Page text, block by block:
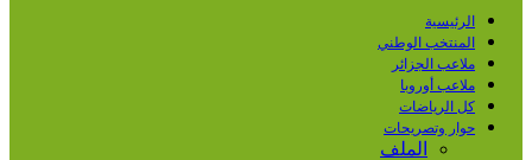
الرئيسية
المنتخب الوطني
ملاعب الجزائر
ملاعب أوروبا
كل الرياضات
حوار وتصريحات
الملف